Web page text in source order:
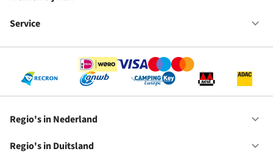
Service
Regio's in Nederland
Regio's in Duitsland